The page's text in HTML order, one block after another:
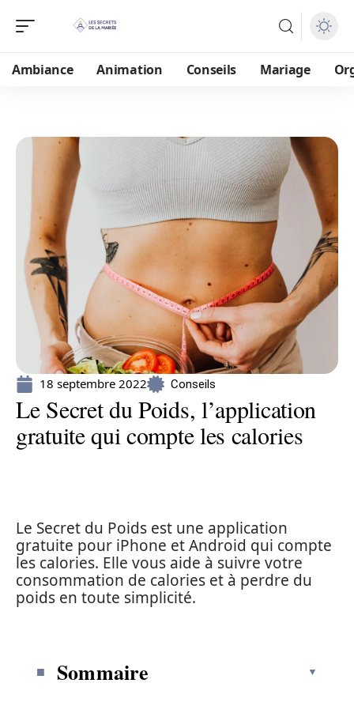
Ambiance Animation Conseils Mariage
18 septembre 2022 Conseils
Le Secret du Poids, l’application
gratuite qui compte les calories
Le Secret du Poids est une application
gratuite pour iPhone et Android qui compte
les calories. Elle vous aide à suivre votre
consommation de calories et à perdre du
poids en toute simplicité.
Sommaire